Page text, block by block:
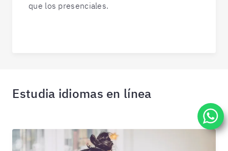
que los presenciales.
Estudia idiomas en línea